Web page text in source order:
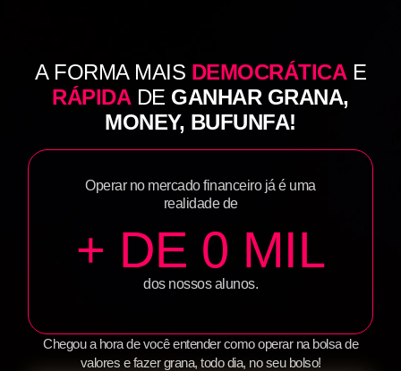
A FORMA MAIS DEMOCRÁTICAE
RÁPIDA DE GANHAR GRANA,
MONEY, BUFUNFA!
Operar no mercado financeiro já é uma
realidade de
+ DE 0 MIL
dos nossos alunos.
Chegou a hora de você entender como operar na bolsa de
valores e fazer grana, todo dia, no seu bolso!